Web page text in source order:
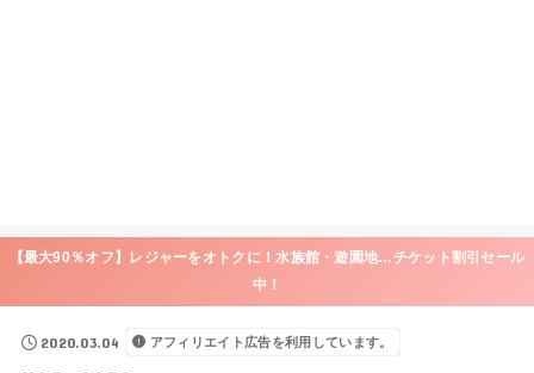
【最大90％オフ】レジャーをオトクに！水族館・遊園地…チケット割引セール
中！
2020.03.04 アフィリエイト広告を利用しています。